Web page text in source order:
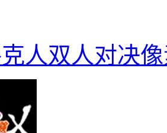
人双人对决